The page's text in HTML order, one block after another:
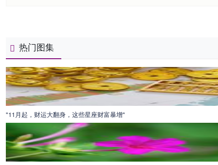
热门图集
"11月起，财运大翻身，这些星座财富暴增"